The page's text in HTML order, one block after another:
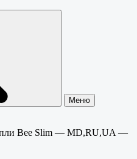
Меню
Bee Slim — MD,RU,UA —